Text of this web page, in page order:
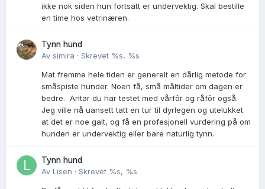
ikke nok siden hun fortsatt er undervektig. Skal bestille
en time hos vetrinæren.
Tynn hund
Av simira · Skrevet %s, %s
Mat fremme hele tiden er generelt en dårlig metode for
småspiste hunder. Noen få, små måltider om dagen er
bedre. Antar du har testet med vårfôr og råfôr også.
Jeg ville nå uansett tatt en tur til dyrlegen og utelukket
at det er noe galt, og få en profesjonell vurdering på om
hunden er undervektig eller bare naturlig tynn.
Tynn hund
Av Lisen · Skrevet %s, %s